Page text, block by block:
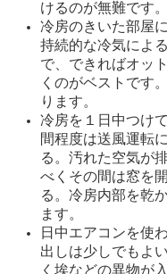
けるのが無難です。
冷房のきいた部屋
持続的な冷気によ
で、できればオッ
くのがベストです
ります。
冷房を１日中つけ
間程度は送風運転
る。汚れた空気が
べくその間は窓を
る。冷房内部を乾
ます。
日中エアコンを使
出しは少しでもよ
く埃などの異物が